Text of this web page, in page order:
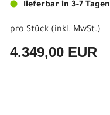
lieferbar in 3-7 Tagen
pro Stück (inkl. MwSt.)
4.349,00 EUR